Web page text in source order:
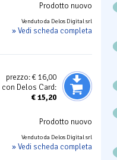
Prodotto nuovo
Venduto da Delos Digital srl
» Vedi scheda completa
prezzo:€ 16,00
con Delos Card:
€15,20
Prodotto nuovo
Venduto da Delos Digital srl
» Vedi scheda completa